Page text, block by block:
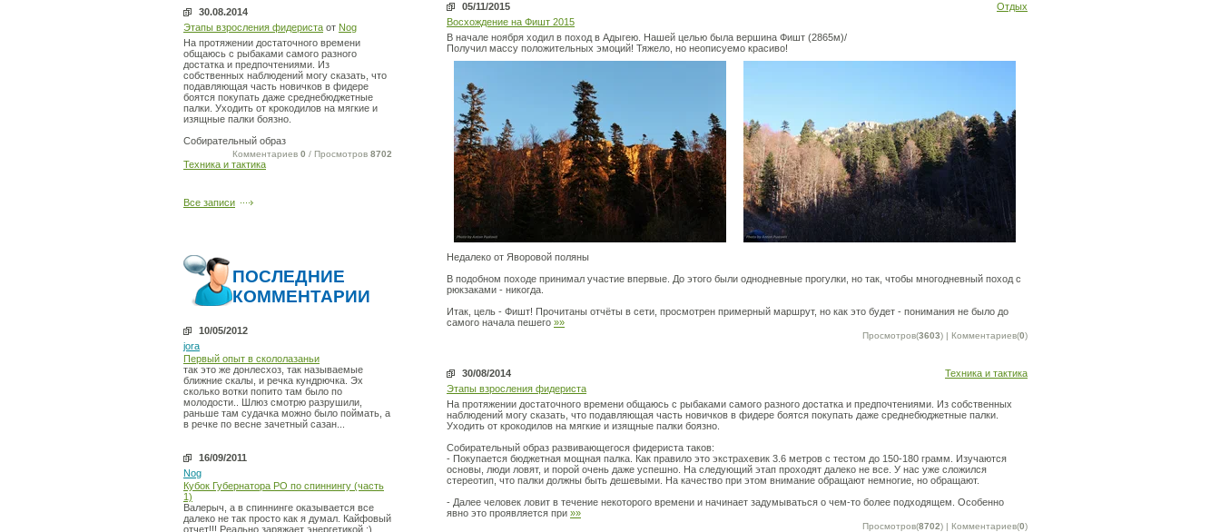
30.08.2014
Этапы взросления фидериста от Nog
На протяжении достаточного времени
общаюсь с рыбаками самого разного
достатка и предпочтениями. Из
собственных наблюдений могу сказать, что
подавляющая часть новичков в фидере
боятся покупать даже среднебюджетные
палки. Уходить от крокодилов на мягкие и
изящные палки боязно.
Собирательный образ
Комментариев 0 / Просмотров 8702
Техника и тактика
Все записи
ПОСЛЕДНИЕ
КОММЕНТАРИИ
10/05/2012
jora
Первый опыт в скололазаньи
так это же донлесхоз, так называемые
ближние скалы, и речка кундрючка. Эх
сколько вотки попито там было по
молодости.. Шлюз смотрю разрушили,
раньше там судачка можно было поймать, а
в речке по весне зачетный сазан...
16/09/2011
Nog
Кубок Губернатора РО по спиннингу (часть
1)
Валерыч, а в спиннинге оказывается все
далеко не так просто как я думал. Кайфовый
отчет!!! Реально заряжает энергетикой :)
Отдых
05/11/2015
Восхождение на Фишт 2015
В начале ноября ходил в поход в Адыгею. Нашей целью была вершина Фишт (2865м)/
Получил массу положительных эмоций! Тяжело, но неописуемо красиво!
Недалеко от Яворовой поляны
В подобном походе принимал участие впервые. До этого были однодневные прогулки, но так, чтобы многодневный поход с
рюкзаками - никогда.
Итак, цель - Фишт! Прочитаны отчёты в сети, просмотрен примерный маршрут, но как это будет - понимания не было до
самого начала пешего »»
Просмотров(3603) | Комментариев(0)
Техника и тактика
30/08/2014
Этапы взросления фидериста
На протяжении достаточного времени общаюсь с рыбаками самого разного достатка и предпочтениями. Из собственных
наблюдений могу сказать, что подавляющая часть новичков в фидере боятся покупать даже среднебюджетные палки.
Уходить от крокодилов на мягкие и изящные палки боязно.
Собирательный образ развивающегося фидериста таков:
- Покупается бюджетная мощная палка. Как правило это экстрахевик 3.6 метров с тестом до 150-180 грамм. Изучаются
основы, люди ловят, и порой очень даже успешно. На следующий этап проходят далеко не все. У нас уже сложился
стереотип, что палки должны быть дешевыми. На качество при этом внимание обращают немногие, но обращают.
- Далее человек ловит в течение некоторого времени и начинает задумываться о чем-то более подходящем. Особенно
явно это проявляется при »»
Просмотров(8702) | Комментариев(0)